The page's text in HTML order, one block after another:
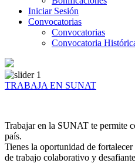
Iniciar Sesión
Convocatorias
Convocatorias
Convocatoria
TRABAJA EN SUNAT
Trabajar en la SUNAT te permite
país.
Tienes la oportunidad de
de trabajo colaborativo y